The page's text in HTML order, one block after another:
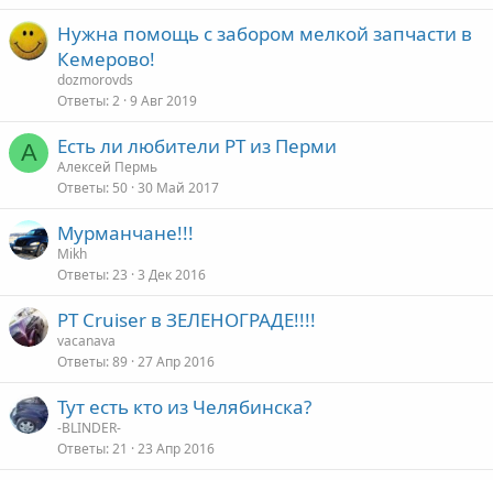
Нужна помощь с забором мелкой запчасти в
Кемерово!
dozmorovds
Ответы 2 9 Авг 2019
А Есть ли любители PT из Перми
Алексей Пермь
Ответы 50 30 Май 2017
Мурманчане!!!
Mikh
Ответы 23 3 Дек 2016
PT Cruiser в ЗЕЛЕНОГРАДЕ!!!!
vacanava
Ответы 89 27 Апр 2016
Тут есть кто из Челябинска?
-BLINDER-
Ответы 21 23 Апр 2016